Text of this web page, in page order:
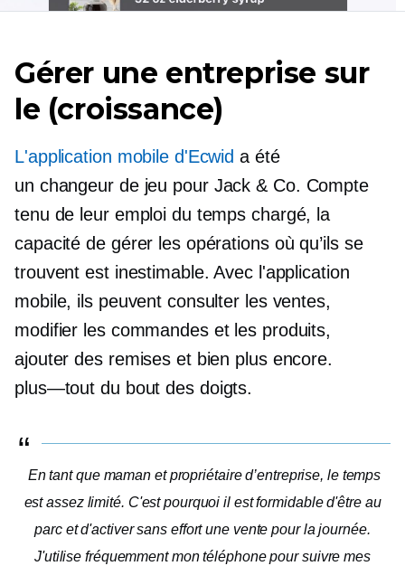
Gérer une entreprise sur
le (croissance)
L'application mobile d'Ecwid a été
un changeur de jeu pour Jack & Co. Compte
tenu de leur emploi du temps chargé, la
capacité de gérer les opérations où qu’ils se
trouvent est inestimable. Avec l'application
mobile, ils peuvent consulter les ventes,
modifier les commandes et les produits,
ajouter des remises et bien plus encore.
plus—tout du bout des doigts.
En tant que maman et propriétaire d’entreprise, le temps
est assez limité. C'est pourquoi il est formidable d'être au
parc et d'activer sans effort une vente pour la journée.
J'utilise fréquemment mon téléphone pour suivre mes